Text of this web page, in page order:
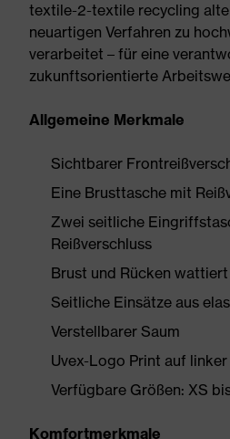
textile-2-textile recycling alte
neuartigen Verfahren zu
verarbeitet – für eine
zukunftsorientierte
Allgemeine Merkmale
Sichtbarer
Eine Brusttasche mit
Zwei seitliche
Reißverschluss
Brust und Rücken wattiert
Seitliche Einsätze aus
Verstellbarer Saum
Uvex-Logo Print auf
Verfügbare Größen: XS
Komfortmerkmale